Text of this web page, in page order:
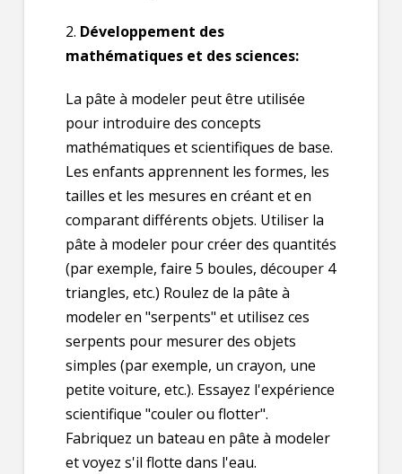
2. Développement des
mathématiques et des sciences:
La pâte à modeler peut être utilisée
pour introduire des concepts
mathématiques et scientifiques de base.
Les enfants apprennent les formes, les
tailles et les mesures en créant et en
comparant différents objets. Utiliser la
pâte à modeler pour créer des quantités
(par exemple, faire 5 boules, découper 4
triangles, etc.) Roulez de la pâte à
modeler en "serpents" et utilisez ces
serpents pour mesurer des objets
simples (par exemple, un crayon, une
petite voiture, etc.). Essayez l'expérience
scientifique "couler ou flotter".
Fabriquez un bateau en pâte à modeler
et voyez s'il flotte dans l'eau.